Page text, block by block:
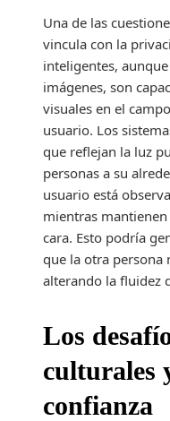
Una de las
vincula con la
inteligentes,
imágenes, son
visuales en el
usuario. Los
que reflejan la luz
personas a su
usuario está
mientras
cara. Esto podría
que la otra persona
alterando la fluidez
Los
culturales
confianza